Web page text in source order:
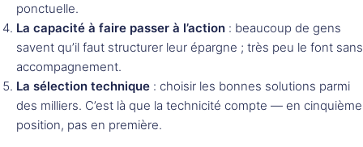
ponctuelle.
La capacité à faire passer à l’action : beaucoup de gens
savent qu’il faut structurer leur épargne ; très peu le font sans
accompagnement.
La sélection technique : choisir les bonnes solutions parmi
des milliers. C’est là que la technicité compte — en cinquième
position, pas en première.